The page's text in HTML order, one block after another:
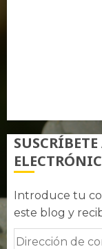
Introduce tu
este blog y
Dirección